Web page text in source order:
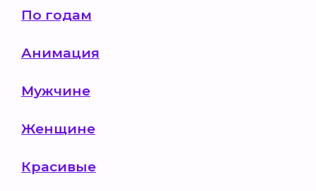
По годам
Анимация
Мужчине
Женщине
Красивые